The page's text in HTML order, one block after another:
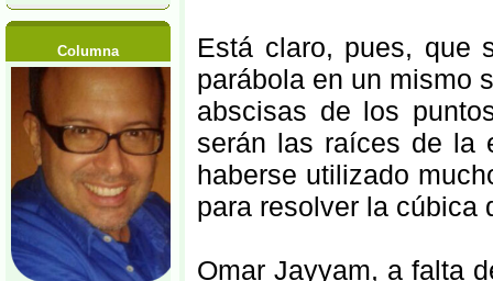
Columna
Está claro, pues, que
parábola en un mismo
abscisas de los
serán las raíces de la
haberse utilizado
para resolver la cúbica
Omar Jayyam, a falta